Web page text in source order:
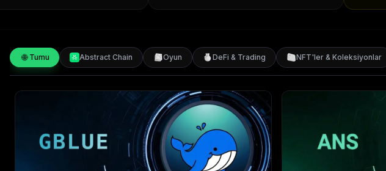
🌐 Tumu Abstract Chain Oyun DeFi & Trading NFT'ler & Koleksiyonlar